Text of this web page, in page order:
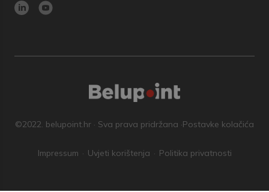
©2022. belupoint.hr · Sva prava pridržana ·Postavke kolačića
Impressum Uvjeti korištenja Politika privatnosti